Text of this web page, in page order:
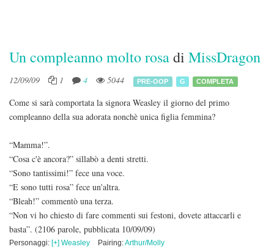
Un compleanno molto rosadi MissDragon
12/09/09 1 4 5044 PRE-OOP G COMPLETA
Come si sarà comportata la signora Weasley il giorno del primo
compleanno della sua adorata nonchè unica figlia femmina?
“Mamma!”.
“Cosa c'è ancora?” sillabò a denti stretti.
“Sono tantissimi!” fece una voce.
“E sono tutti rosa” fece un'altra.
“Bleah!” commentò una terza.
“Non vi ho chiesto di fare commenti sui festoni, dovete attaccarli e
basta”. (2106 parole, pubblicata 10/09/09)
Personaggi: [+] Weasley Pairing:Arthur/Molly